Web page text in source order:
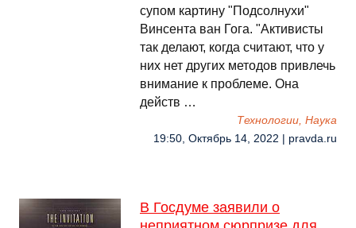
супом картину "Подсолнухи"
Винсента ван Гога. "Активисты
так делают, когда считают, что у
них нет других методов привлечь
внимание к проблеме. Она
действ …
Технологии, Наука
19:50, Октябрь 14, 2022 | pravda.ru
В Госдуме заявили о